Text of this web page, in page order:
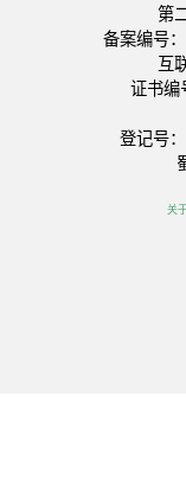
第
备案编号
互
证书编
登记号
关